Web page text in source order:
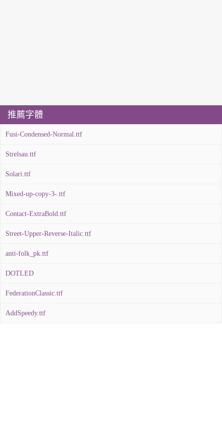
推薦字體
Fusi-Condensed-Normal.ttf
Strelsau.ttf
Solari.ttf
Mixed-up-copy-3-.ttf
Contact-ExtraBold.ttf
Street-Upper-Reverse-Italic.ttf
anti-folk_pk.ttf
DOTLED
FederationClassic.ttf
AddSpeedy.ttf